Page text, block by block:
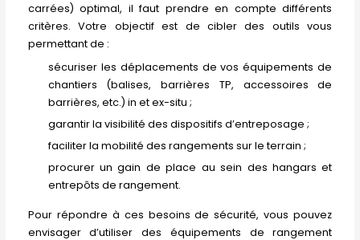
carrées) optimal, il faut prendre en compte différents
critères. Votre objectif est de cibler des outils vous
permettant de :
sécuriser les déplacements de vos équipements de
chantiers (balises, barrières TP, accessoires de
barrières, etc.) in et ex-situ ;
garantir la visibilité des dispositifs d’entreposage ;
faciliter la mobilité des rangements sur le terrain ;
procurer un gain de place au sein des hangars et
entrepôts de rangement.
Pour répondre à ces besoins de sécurité, vous pouvez
envisager d’utiliser des équipements de rangement